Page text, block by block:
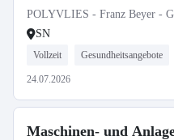
POLYVLIES - Franz Beyer -
SN
Vollzeit Gesundheitsangebote
24.07.2026
Maschinen- und